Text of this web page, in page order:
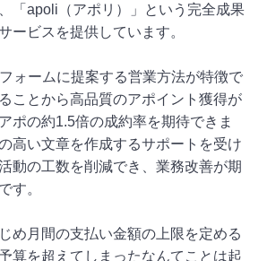
「apoli（アポリ）」という完全成果
ービスを提供しています。
ォームに提案する営業方法が特徴で
ことから高品質のアポイント獲得が
ポの約1.5倍の成約率を期待できま
高い文章を作成するサポートを受け
動の工数を削減でき、業務改善が期
す。
め月間の支払い金額の上限を定める
算を超えてしまったなんてことは起